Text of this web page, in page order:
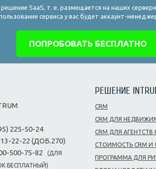
SaaS, т. е. размещается на наших
сервиса у вас будет аккаунт-
ПОПРОБОВАТЬ БЕСПЛАТНО
225-50-24
22-22 (ДОБ.270)
500-75-82
(ДЛЯ
БЕСПЛАТНЫЙ)
РЕШЕНИЕ
CRM
CRM ДЛЯ
CRM ДЛЯ
СТОИМОСТЬ CRM
ПРОГРАММА ДЛЯ